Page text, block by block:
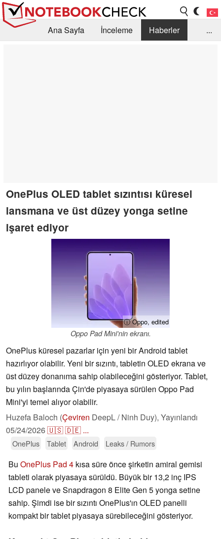
Ana Sayfa İnceleme
Haberler
...
OnePlus OLED tablet sızıntısı küresel
lansmana ve üst düzey yonga setine
işaret ediyor
ⓘ Oppo, edited
Oppo Pad Mini'nin ekranı.
OnePlus küresel pazarlar için yeni bir Android tablet
hazırlıyor olabilir. Yeni bir sızıntı, tabletin OLED ekrana ve
üst düzey donanıma sahip olabileceğini gösteriyor. Tablet,
bu yılın başlarında Çin'de piyasaya sürülen Oppo Pad
Mini'yi temel alıyor olabilir.
Huzefa Baloch (Çeviren DeepL / Ninh Duy), Yayınlandı
05/24/2026🇺🇸🇩🇪 ...
OnePlus Tablet Android Leaks / Rumors
Bu OnePlus Pad 4 kısa süre önce şirketin amiral gemisi
tableti olarak piyasaya sürüldü. Büyük bir 13,2 inç IPS
LCD panele ve Snapdragon 8 Elite Gen 5 yonga setine
sahip. Şimdi ise bir sızıntı OnePlus'ın OLED panelli
kompakt bir tablet piyasaya sürebileceğini gösteriyor.